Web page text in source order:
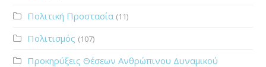
Πολιτική Προστασία (11)
Πολιτισμός (107)
Προκηρύξεις Θέσεων Ανθρώπινου Δυναμικού